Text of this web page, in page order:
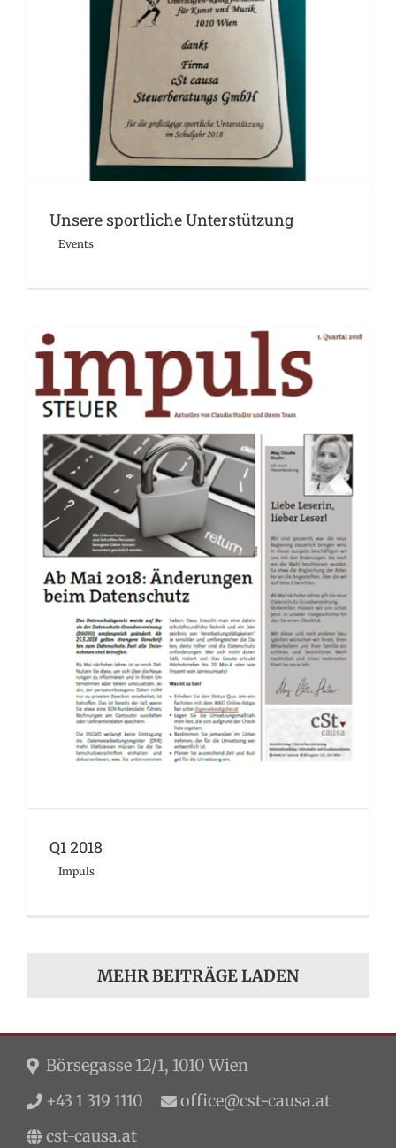
Unsere sportliche Unterstützung
Events
Unsere sportliche Unterstützung
Events
Q1 2018
Impuls
Q1 2018
Impuls
MEHR BEITRÄGE LADEN
Börsegasse 12/1, 1010 Wien
+43 1 319 1110
office@cst-causa.at
cst-causa.at